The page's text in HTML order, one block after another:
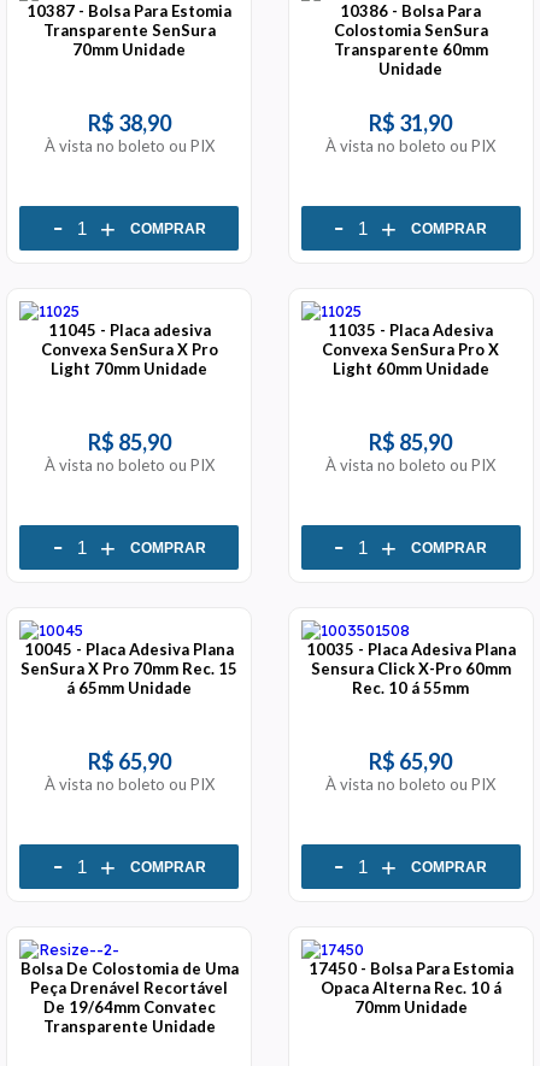
10387 - Bolsa Para Estomia
Transparente SenSura
70mm Unidade
R$ 38,90
À vista no boleto ou PIX
- + COMPRAR
10386 - Bolsa Para
Colostomia SenSura
Transparente 60mm
Unidade
R$ 31,90
À vista no boleto ou PIX
- + COMPRAR
11045 - Placa adesiva
Convexa SenSura X Pro
Light 70mm Unidade
R$ 85,90
À vista no boleto ou PIX
- + COMPRAR
11035 - Placa Adesiva
Convexa SenSura Pro X
Light 60mm Unidade
R$ 85,90
À vista no boleto ou PIX
- + COMPRAR
10045 - Placa Adesiva Plana
SenSura X Pro 70mm Rec. 15
á 65mm Unidade
R$ 65,90
À vista no boleto ou PIX
- + COMPRAR
10035 - Placa Adesiva Plana
Sensura Click X-Pro 60mm
Rec. 10 á 55mm
R$ 65,90
À vista no boleto ou PIX
- + COMPRAR
Bolsa De Colostomia de Uma
Peça Drenável Recortável
De 19/64mm Convatec
Transparente Unidade
17450 - Bolsa Para Estomia
Opaca Alterna Rec. 10 á
70mm Unidade